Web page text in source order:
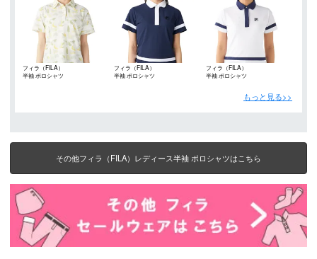
フィラ（FILA）
半袖 ポロシャツ
フィラ（FILA）
半袖 ポロシャツ
フィラ（FILA）
半袖 ポロシャツ
もっと見る>>
その他フィラ（FILA）レディース半袖 ポロシャツはこちら